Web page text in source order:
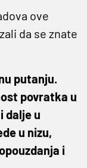
ove
da se znate
putanju.
povratka u
dalje u
u nizu,
i